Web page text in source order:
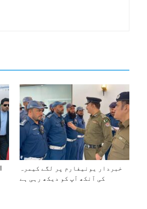
خبردار یونیفارم پر لگے کیمرہ
کی آنکھ آپ کو دیکھ رہی ہے